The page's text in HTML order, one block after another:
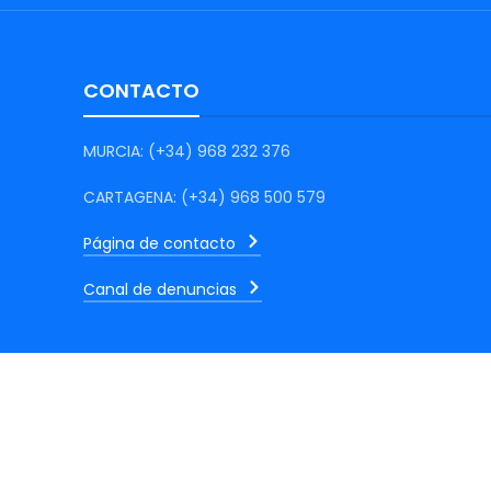
CONTACTO
MURCIA: (+34) 968 232 376
CARTAGENA: (+34) 968 500 579
Página de contacto
Canal de denuncias